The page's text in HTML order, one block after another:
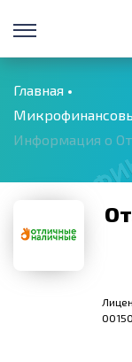
Главная
Информация о